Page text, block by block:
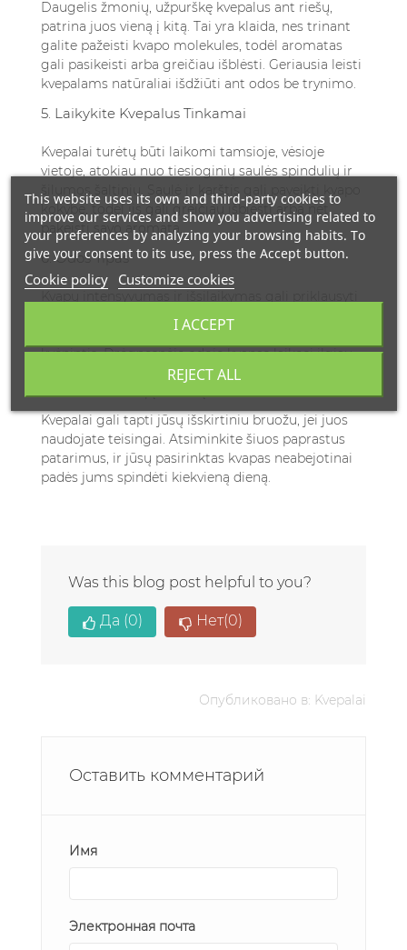
Daugelis žmonių, užpurškę kvepalus ant riešų,
patrina juos vieną į kitą. Tai yra klaida, nes trinant
galite pažeisti kvapo molekules, todėl aromatas
gali pasikeisti arba greičiau išblėsti. Geriausia leisti
kvepalams natūraliai išdžiūti ant odos be trynimo.
5. Laikykite Kvepalus Tinkamai
Kvepalai turėtų būti laikomi tamsioje, vėsioje
vietoje, atokiau nuo tiesioginių saulės spindulių ir
šilumos šaltinių. Saulė ir karštis gali paveikti kvapo
kokybę, todėl jis gali greičiau išblėsti arba net
pakeisti savo aromatą.
6. Odos Tipas
nuo jūsų odos tipo. Sausai odai kvapas dažnai
išblėsta greičiau, todėl gali reikėti dažniau
kvėpintis. Drėgnesnėje odoje kvapas laikosi ilgiau.
Jei turite sausą odą, prieš purškiant kvepalus,
naudokite bekvapį drėkiklį.
Kvepalai gali tapti jūsų išskirtiniu bruožu, jei juos
naudojate teisingai. Atsiminkite šiuos paprastus
patarimus, ir jūsų pasirinktas kvapas neabejotinai
padės jums spindėti kiekvieną dieną.
Was this blog post helpful to you?
Да (0) Нет(0)
Опубликовано в: Kvepalai
Оставить комментарий
Имя
Электронная почта
This website uses its own and third-party cookies to
improve our services and show you advertising related to
your preferences by analyzing your browsing habits. To
give your consent to its use, press the Accept button.
Cookie policy Customize cookies
REJECT ALL
I ACCEPT